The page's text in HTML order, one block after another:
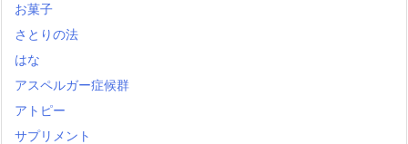
お菓子
さとりの法
はな
アスペルガー症候群
アトピー
サプリメント